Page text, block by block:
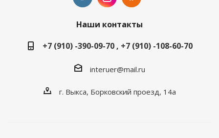
Наши контакты
+7 (910) -390-09-70 , +7 (910) -108-60-70
interuer@mail.ru
г. Выкса, Борковский проезд, 14а